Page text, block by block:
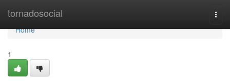
tornadosocial
Home
Home
1